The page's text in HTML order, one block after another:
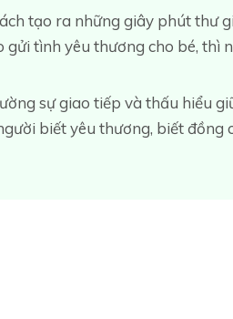
tạo ra những giây phút thư
tình yêu thương cho bé, thì
sự giao tiếp và thấu hiểu
biết yêu thương, biết